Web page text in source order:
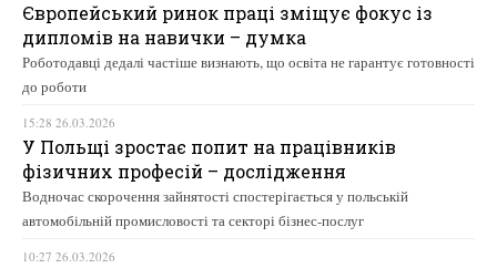
Європейський ринок праці зміщує фокус із
дипломів на навички – думка
Роботодавці дедалі частіше визнають, що освіта не гарантує готовності
до роботи
15:28 26.03.2026
У Польщі зростає попит на працівників
фізичних професій – дослідження
Водночас скорочення зайнятості спостерігається у польській
автомобільній промисловості та секторі бізнес-послуг
10:27 26.03.2026